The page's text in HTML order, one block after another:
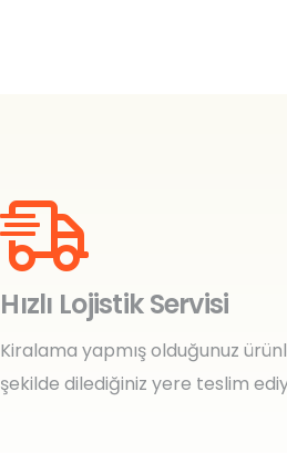
Hızlı Lojistik Servisi
Kiralama yapmış olduğunuz
şekilde dilediğiniz yere teslim